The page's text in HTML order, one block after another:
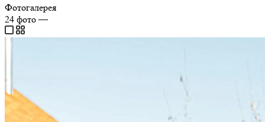
Фотогалерея
24 фото—